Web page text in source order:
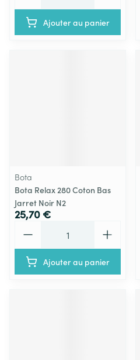
Ajouter au panier
Bota
Bota Relax 280 Coton Bas
Jarret Noir N2
25,70 €
Ajouter au panier